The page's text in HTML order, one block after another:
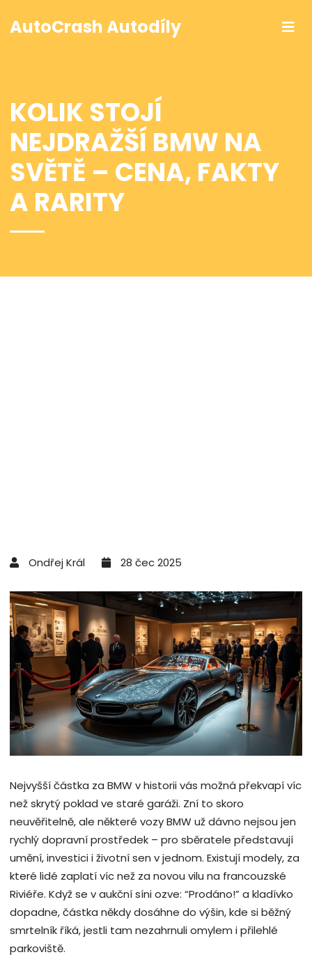
AutoCrash Autodíly
KOLIK STOJÍ
NEJDRAŽŠÍ BMW NA
SVĚTĚ – CENA, FAKTY
A RARITY
Ondřej Král 28 čec 2025
Nejvyšší částka za BMW v historii vás možná překvapí víc
než skrytý poklad ve staré garáži. Zní to skoro
neuvěřitelně, ale některé vozy BMW už dávno nejsou jen
rychlý dopravní prostředek – pro sběratele představují
umění, investici i životní sen v jednom. Existují modely, za
které lidé zaplatí víc než za novou vilu na francouzské
Riviéře. Když se v aukční síni ozve: “Prodáno!” a kladívko
dopadne, částka někdy dosáhne do výšin, kde si běžný
smrtelník říká, jestli tam nezahrnuli omylem i přilehlé
parkoviště.